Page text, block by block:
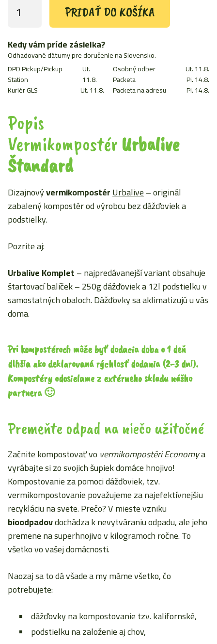
množstvo
Urbalive
žlto-
zelený
PRIDAŤ DO KOŠÍKA
Kedy vám príde zásielka?
Odhadované dátumy pre doručenie na Slovensko.
DPD Pickup/Pickup
Station
Ut.
11.8.
Kuriér GLS
Ut. 11.8.
Osobný odber
Ut. 11.8.
Packeta
Pi. 14.8.
Packeta na adresu
Pi. 14.8.
Popis
Vermikompostér Urbalive
Štandard
DizajnovývermikompostérUrbalive– originál
zabalený kompostér od výrobcu bez dážďoviek a
podstielky.
Pozrite aj:
Urbalive Komplet– najpredávanejší variant obsahuje
štartovací balíček – 250g dážďoviek a 12l podstielku v
samostatných obaloch. Dážďovky sa aklimatizujú u vás
doma.
Pri kompostéroch môže byť dodacia doba o 1 deň
dlhšia ako deklarovaná rýchlosť dodania (2-3 dni).
Kompostéry odosielame z extérneho skladu nášho
partnera 🙂
Premeňte odpad na niečo užitočné
Začnite kompostovať vo vermikompostériEconomya
vyrábajte si zo svojich šupiek domáce hnojivo!
Kompostovanie za pomoci dážďoviek, tzv.
vermikompostovanie považujeme za najefektívnejšiu
recykláciu na svete. Prečo? V mieste vzniku
bioodpadovdochádza k nevytváraniu odpadu, ale jeho
premene na superhnojivo v kilogramoch ročne. To
všetko vo vašej domácnosti.
Naozaj sa to dá všade a my máme všetko, čo
potrebujete:
dážďovky na kompostovanie tzv. kalifornské,
podstielku na založenie aj chov,